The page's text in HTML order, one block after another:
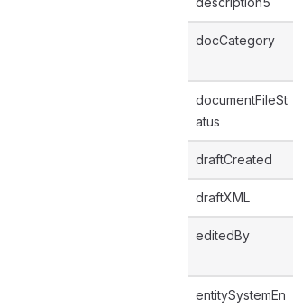
docCategory
documentFileSt
atus
draftCreated
draftXML
editedBy
entitySystemEn